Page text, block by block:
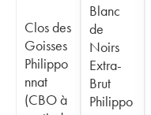
Clos des
Goisses
Philippo
nnat
(CBO à
Blanc
de
Noirs
Extra-
Brut
Philippo